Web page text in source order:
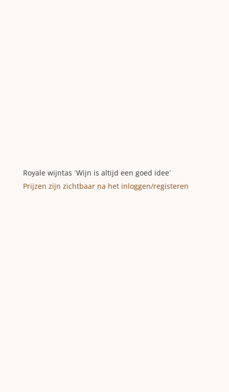
Royale wijntas ´Wijn is altijd een goed idee´
Prijzen zijn zichtbaar na het inloggen/registeren